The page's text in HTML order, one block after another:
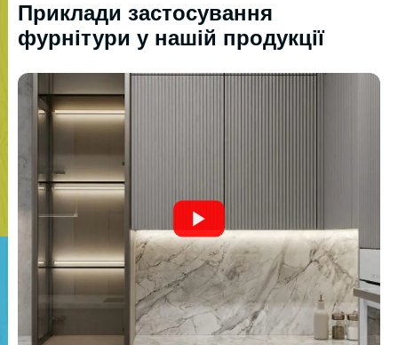
Приклади застосування
фурнітури у нашій продукції